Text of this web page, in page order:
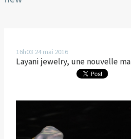
16h03 24 mai 2016
Layani jewelry, une nouvelle